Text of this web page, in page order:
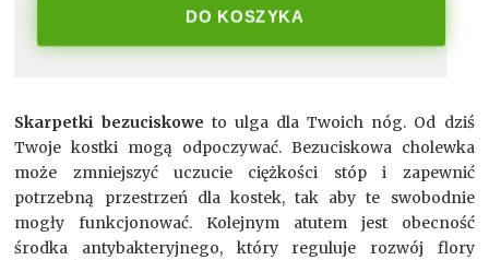
DO KOSZYKA
Skarpetki bezuciskowe to ulga dla Twoich nóg. Od dziś
Twoje kostki mogą odpoczywać. Bezuciskowa cholewka
może zmniejszyć uczucie ciężkości stóp i zapewnić
potrzebną przestrzeń dla kostek, tak aby te swobodnie
mogły funkcjonować. Kolejnym atutem jest obecność
środka antybakteryjnego, który reguluje rozwój flory